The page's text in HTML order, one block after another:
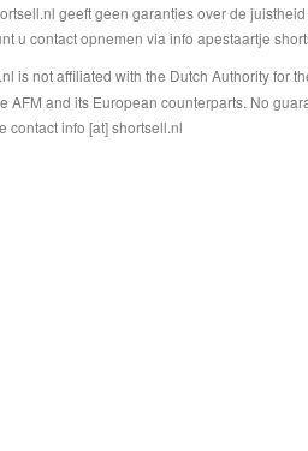
geeft geen garanties over de
u contact opnemen via info apestaartje
is not affiliated with the Dutch Authority for
AFM and its European counterparts. No
contact info [at] shortsell.nl